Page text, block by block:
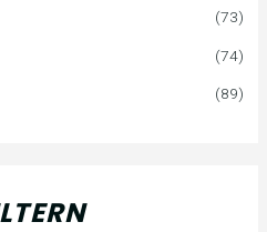
(73)
(74)
(89)
i
s
i
s